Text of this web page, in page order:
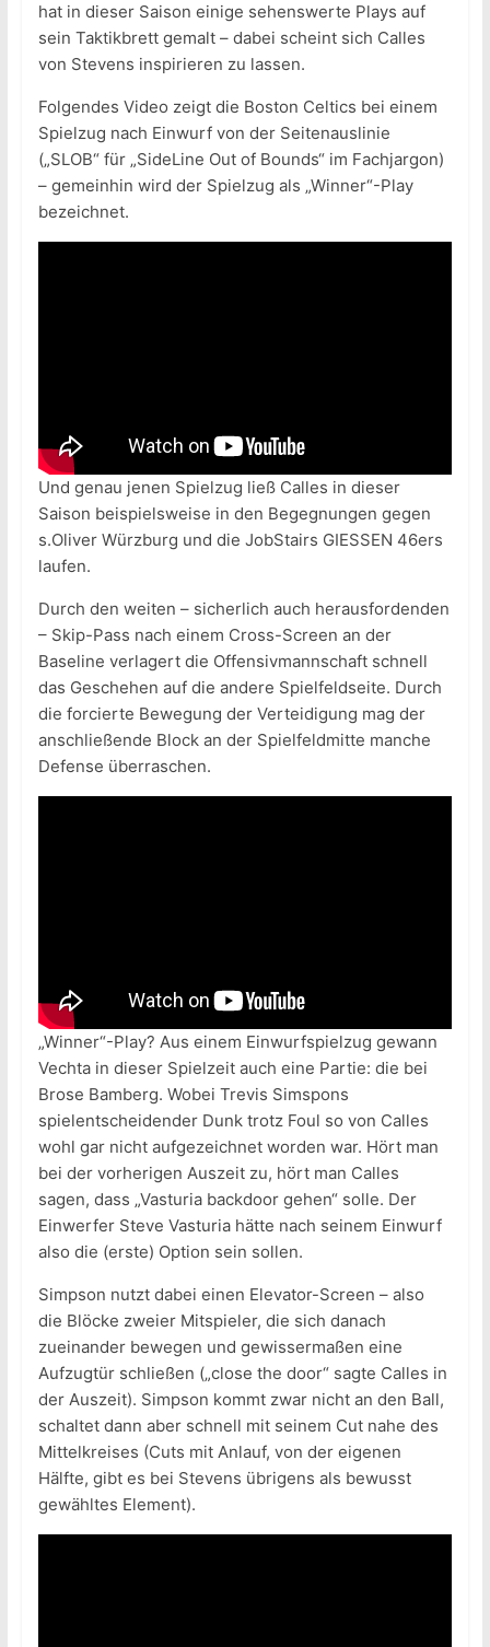
hat in dieser Saison einige sehenswerte Plays auf
sein Taktikbrett gemalt – dabei scheint sich Calles
von Stevens inspirieren zu lassen.
Folgendes Video zeigt die Boston Celtics bei einem
Spielzug nach Einwurf von der Seitenauslinie
(„SLOB“ für „SideLine Out of Bounds“ im Fachjargon)
– gemeinhin wird der Spielzug als „Winner“-Play
bezeichnet.
Und genau jenen Spielzug ließ Calles in dieser
Saison beispielsweise in den Begegnungen gegen
s.Oliver Würzburg und die JobStairs GIESSEN 46ers
laufen.
Durch den weiten – sicherlich auch herausfordenden
– Skip-Pass nach einem Cross-Screen an der
Baseline verlagert die Offensivmannschaft schnell
das Geschehen auf die andere Spielfeldseite. Durch
die forcierte Bewegung der Verteidigung mag der
anschließende Block an der Spielfeldmitte manche
Defense überraschen.
„Winner“-Play? Aus einem Einwurfspielzug gewann
Vechta in dieser Spielzeit auch eine Partie: die bei
Brose Bamberg. Wobei Trevis Simspons
spielentscheidender Dunk trotz Foul so von Calles
wohl gar nicht aufgezeichnet worden war. Hört man
bei der vorherigen Auszeit zu, hört man Calles
sagen, dass „Vasturia backdoor gehen“ solle. Der
Einwerfer Steve Vasturia hätte nach seinem Einwurf
also die (erste) Option sein sollen.
Simpson nutzt dabei einen Elevator-Screen – also
die Blöcke zweier Mitspieler, die sich danach
zueinander bewegen und gewissermaßen eine
Aufzugtür schließen („close the door“ sagte Calles in
der Auszeit). Simpson kommt zwar nicht an den Ball,
schaltet dann aber schnell mit seinem Cut nahe des
Mittelkreises (Cuts mit Anlauf, von der eigenen
Hälfte, gibt es bei Stevens übrigens als bewusst
gewähltes Element).